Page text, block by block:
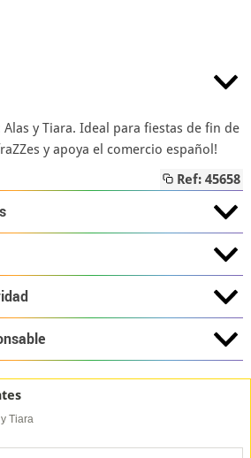
y Tiara. Ideal para fiestas de fin de
y apoya el comercio español!
Ref: 45658
Tiara